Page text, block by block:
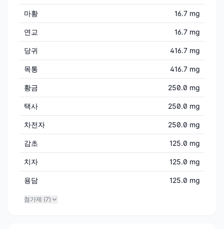
마황 16.7 mg
연교 16.7 mg
당귀 416.7 mg
목통 416.7 mg
황금 250.0 mg
택사 250.0 mg
차전자 250.0 mg
감초 125.0 mg
치자 125.0 mg
용담 125.0 mg
첨가제 (7)